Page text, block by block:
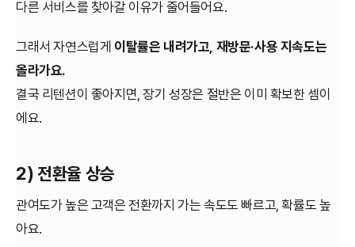
다른 서비스를 찾아갈 이유가 줄어들어요.
그래서 자연스럽게 이탈률은 내려가고, 재방문·사용 지속도는
올라가요.
결국 리텐션이 좋아지면, 장기 성장은 절반은 이미 확보한 셈이
에요.
2) 전환율 상승
관여도가 높은 고객은 전환까지 가는 속도도 빠르고, 확률도 높
아요.